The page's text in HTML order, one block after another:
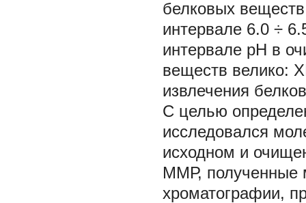
белковых
интервале 6.0 ÷
интервале рН в
веществ велико:
извлечения
С целью
исследовался
исходном и
ММР, полученные
хроматографии,